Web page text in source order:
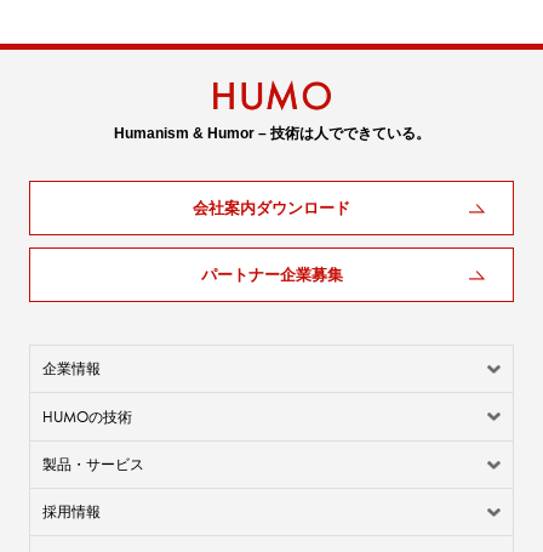
Humanism & Humor – 技術は人でできている。
会社案内ダウンロード
パートナー企業募集
企業情報
HUMOの技術
製品・サービス
採用情報